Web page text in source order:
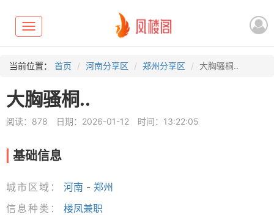
Toggle
navigation
当前位置： 首页 河南分享区 郑州分享区 大胸骚桐..
大胸骚桐..
阅读：878 日期：2026-01-12 时间：13:22:05
基础信息
城市区域： 河南 - 郑州
信息种类：
楼凤兼职